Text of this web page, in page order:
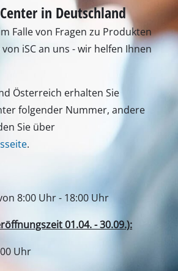
in Deutschland
Falle von Fragen zu Produkten
iSC an uns - wir helfen Ihnen
Österreich erhalten Sie
folgender Nummer, andere
Sie über
.
8:00 Uhr - 18:00 Uhr
01.04. - 30.09.):
Uhr